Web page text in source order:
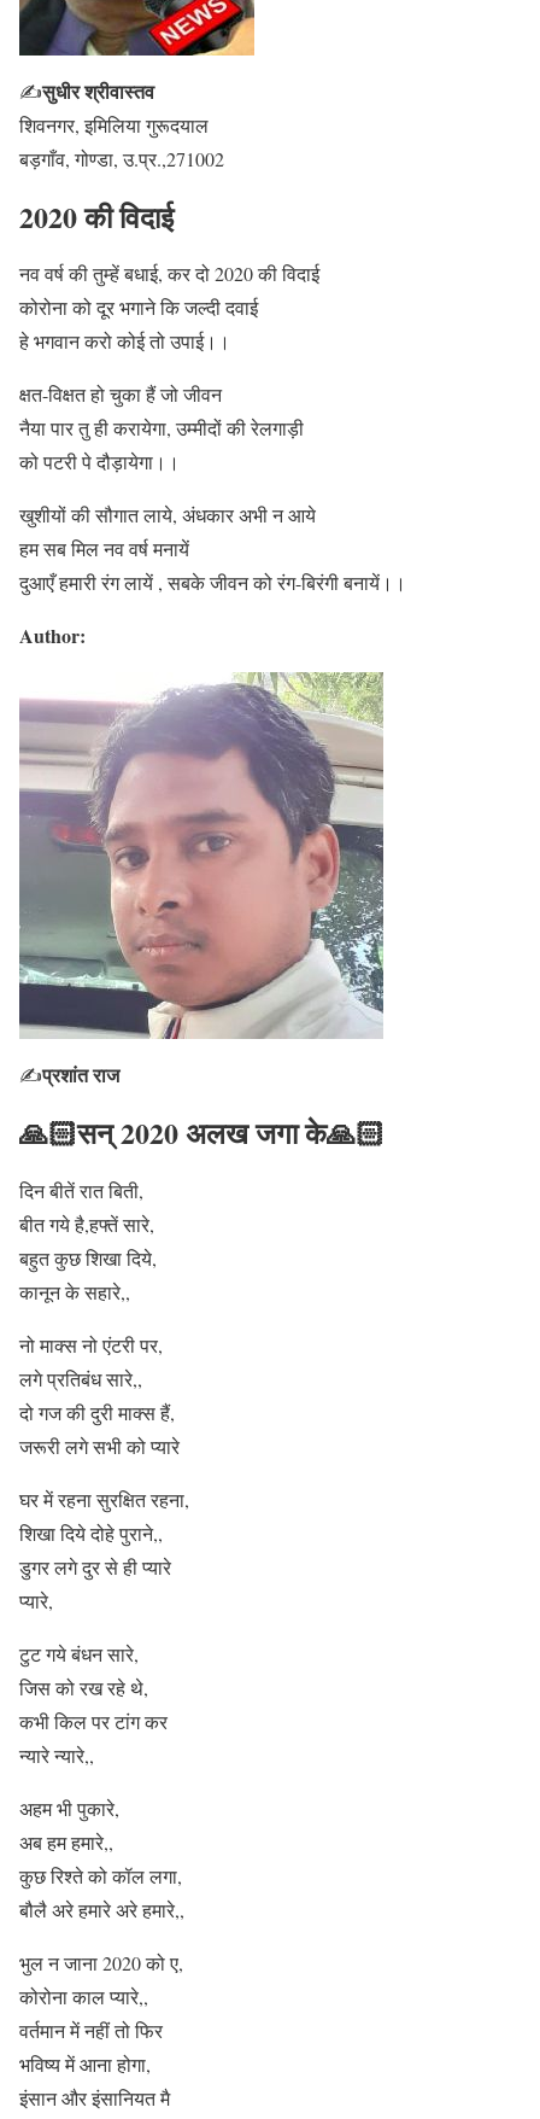
✍सुधीर श्रीवास्तव
शिवनगर, इमिलिया गुरूदयाल
बड़गाँव, गोण्डा, उ.प्र.,271002
2020 की विदाई
नव वर्ष की तुम्हें बधाई, कर दो 2020 की विदाई
कोरोना को दूर भगाने कि जल्दी दवाई
हे भगवान करो कोई तो उपाई।।
क्षत-विक्षत हो चुका हैं जो जीवन
नैया पार तु ही करायेगा, उम्मीदों की रेलगाड़ी
को पटरी पे दौड़ायेगा।।
खुशीयों की सौगात लाये, अंधकार अभी न आये
हम सब मिल नव वर्ष मनायें
दुआएँ हमारी रंग लायें , सबके जीवन को रंग-बिरंगी बनायें।।
Author:
✍प्रशांत राज
🙏🏻सन् 2020 अलख जगा के🙏🏻
दिन बीतें रात बिती,
बीत गये है,हफ्तें सारे,
बहुत कुछ शिखा दिये,
कानून के सहारे,,
नो माक्स नो एंटरी पर,
लगे प्रतिबंध सारे,,
दो गज की दुरी माक्स हैं,
जरूरी लगे सभी को प्यारे
घर में रहना सुरक्षित रहना,
शिखा दिये दोहे पुराने,,
डुगर लगे दुर से ही प्यारे
प्यारे,
टुट गये बंधन सारे,
जिस को रख रहे थे,
कभी किल पर टांग कर
न्यारे न्यारे,,
अहम भी पुकारे,
अब हम हमारे,,
कुछ रिश्ते को कॉल लगा,
बौलै अरे हमारे अरे हमारे,,
भुल न जाना 2020 को ए,
कोरोना काल प्यारे,,
वर्तमान में नहीं तो फिर
भविष्य में आना होगा,
इंसान और इंसानियत मै